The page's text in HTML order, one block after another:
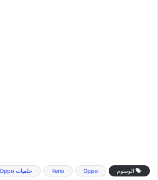
الوسوم Oppo
Reno خلفيات Oppo